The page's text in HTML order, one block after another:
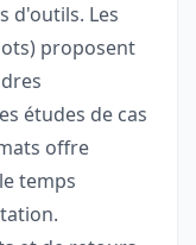
d'outils. Les
proposent
études de cas
offre
temps